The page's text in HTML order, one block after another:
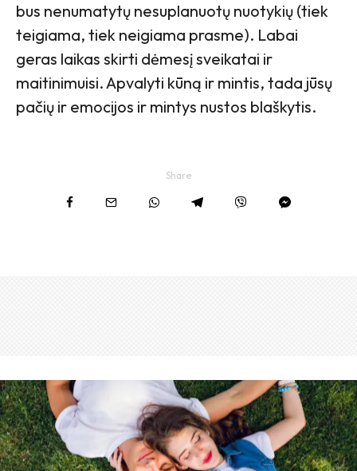
bus nenumatytų nesuplanuotų nuotykių (tiek
teigiama, tiek neigiama prasme). Labai
geras laikas skirti dėmesį sveikatai ir
maitinimuisi. Apvalyti kūną ir mintis, tada jūsų
pačių ir emocijos ir mintys nustos blaškytis.
Share